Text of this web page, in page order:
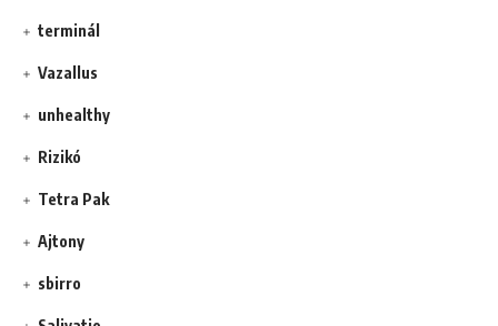
terminál
Vazallus
unhealthy
Rizikó
Tetra Pak
Ajtony
sbirro